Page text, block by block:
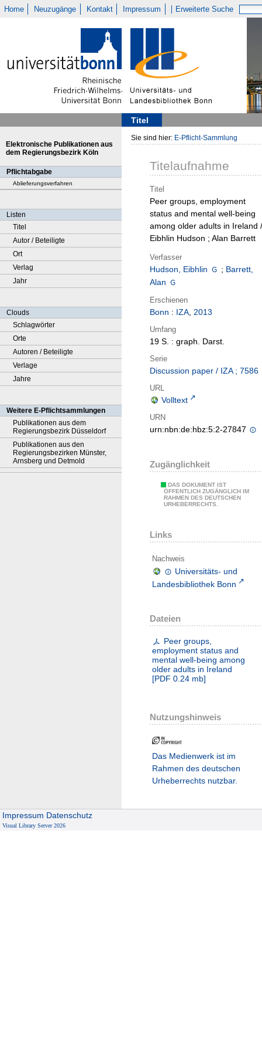
Home Neuzugänge Kontakt Impressum Erweiterte Suche
Titel
Elektronische Publikationen aus
dem Regierungsbezirk Köln
Pflichtabgabe
Ablieferungsverfahren
Listen
Titel
Autor / Beteiligte
Ort
Verlag
Jahr
Clouds
Schlagwörter
Orte
Autoren / Beteiligte
Verlage
Jahre
Weitere E-Pflichtsammlungen
Publikationen aus dem
Regierungsbezirk Düsseldorf
Publikationen aus den
Regierungsbezirken Münster,
Arnsberg und Detmold
Sie sind hier: E-Pflicht-Sammlung
Titelaufnahme
Titel
Peer groups, employment
status and mental well-being
among older adults in Ireland /
Eibhlin Hudson ; Alan Barrett
Verfasser
Hudson, Eibhlin ; Barrett,
Alan
Erschienen
Bonn : IZA, 2013
Umfang
19 S. : graph. Darst.
Serie
Discussion paper / IZA ; 7586
URL
Volltext
URN
urn:nbn:de:hbz:5:2-27847
Zugänglichkeit
DAS DOKUMENT IST
ÖFFENTLICH ZUGÄNGLICH IM
RAHMEN DES DEUTSCHEN
URHEBERRECHTS.
Links
Nachweis
Universitäts- und
Landesbibliothek Bonn
Dateien
Peer groups,
employment status and
mental well-being among
older adults in Ireland
[PDF 0.24 mb]
Nutzungshinweis
Das Medienwerk ist im
Rahmen des deutschen
Urheberrechts nutzbar.
Impressum Datenschutz
Visual Library Server 2026